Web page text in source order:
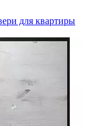
для квартиры